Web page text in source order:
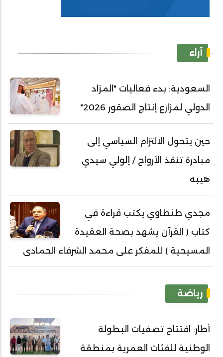
آراء
السعودية: بدء فعاليات "المزاد
الدولي لمزارع إنتاج الصقور 2026"
حين يتحول الالتزام السياسي إلى
مبادرة تنقذ الأرواح / إلولي سيدي
هيبه
مجدي طنطاوي يكتب قراءة في
كتاب ( القرآن يشهد بصحة العقيدة
المسيحية ) للمفكر على محمد الشرفاء الحمادى
رياضة
أطار: افتتاح تصفيات البطولة
الوطنية للفئات العمرية بمنطقة